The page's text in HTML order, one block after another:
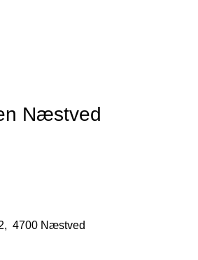
Næstved
4700 Næstved